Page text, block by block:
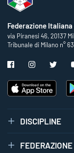
Federazione
via Piranesi 46, 20137
Tribunale di Milano n°
DISCIPLINE
FEDERAZIONE